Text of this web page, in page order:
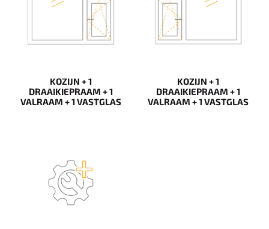
KOZIJN + 1
DRAAIKIEPRAAM + 1
VALRAAM + 1 VASTGLAS
KOZIJN + 1
DRAAIKIEPRAAM + 1
VALRAAM + 1 VASTGLAS